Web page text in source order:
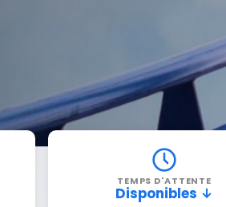
TEMPS D'ATTENTE
Disponibles ↓